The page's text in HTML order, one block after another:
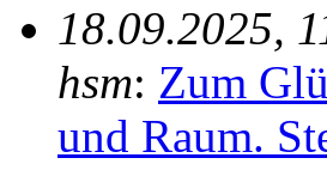
18.09.2025,
hsm: Zum
und Raum.